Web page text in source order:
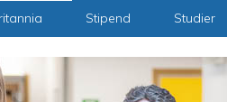
Stipend Studier